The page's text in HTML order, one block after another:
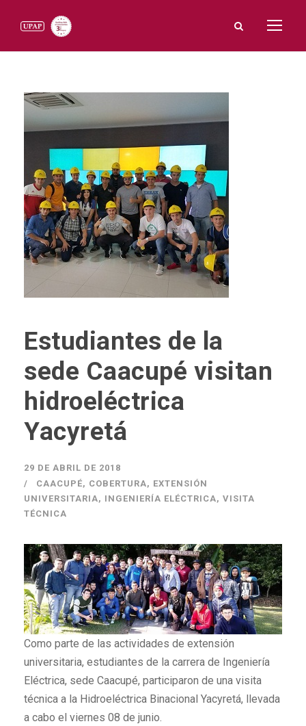
Estudiantes de la
sede Caacupé visitan
hidroeléctrica
Yacyretá
29 DE ABRIL DE 2018
CAACUPÉ, COBERTURA, EXTENSIÓN
UNIVERSITARIA, INGENIERÍA ELÉCTRICA, VISITA
TÉCNICA
Como parte de las actividades de extensión
universitaria, estudiantes de la carrera de Ingeniería
Eléctrica, sede Caacupé, participaron de una visita
técnica a la Hidroeléctrica Binacional Yacyretá, llevada
a cabo el viernes 08 de junio.